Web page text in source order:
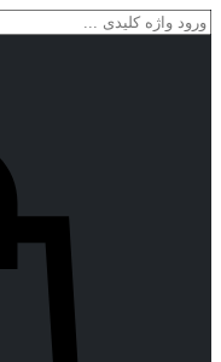
جستجو